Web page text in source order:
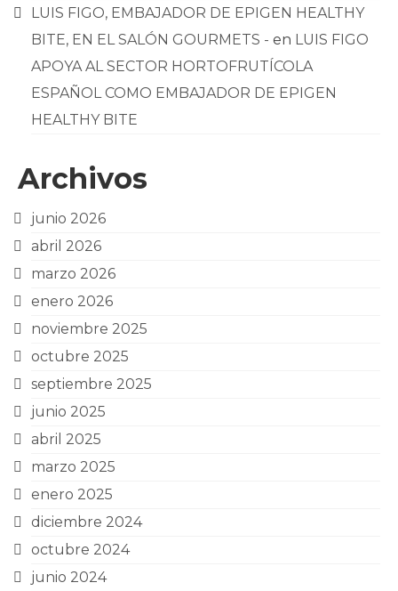
LUIS FIGO, EMBAJADOR DE EPIGEN HEALTHY
BITE, EN EL SALÓN GOURMETS - en LUIS FIGO
APOYA AL SECTOR HORTOFRUTÍCOLA
ESPAÑOL COMO EMBAJADOR DE EPIGEN
HEALTHY BITE
Archivos
junio 2026
abril 2026
marzo 2026
enero 2026
noviembre 2025
octubre 2025
septiembre 2025
junio 2025
abril 2025
marzo 2025
enero 2025
diciembre 2024
octubre 2024
junio 2024